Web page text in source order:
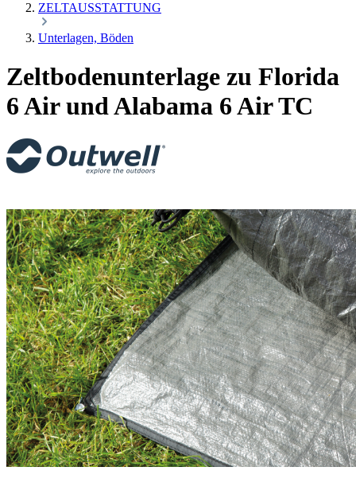
ZELTAUSSTATTUNG
Unterlagen, Böden
Zeltbodenunterlage zu Florida
6 Air und Alabama 6 Air TC